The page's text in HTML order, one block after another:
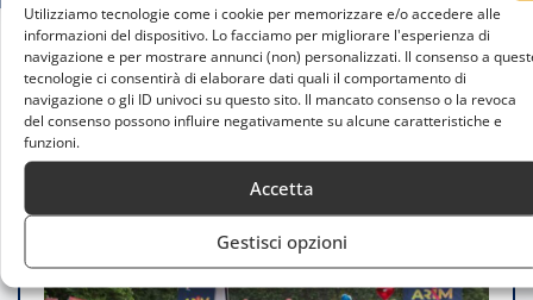
Utilizziamo tecnologie come i cookie per memorizzare e/o accedere alle
informazioni del dispositivo. Lo facciamo per migliorare l'esperienza di
navigazione e per mostrare annunci (non) personalizzati. Il consenso a
tecnologie ci consentirà di elaborare dati quali il comportamento di
navigazione o gli ID univoci su questo sito. Il mancato consenso o la revoca
del consenso possono influire negativamente su alcune caratteristiche e
funzioni.
Accetta
Gestisci opzioni
Home
Aids running in music torna a Milano: sport,
prevenzione e musica al Parco Sempione